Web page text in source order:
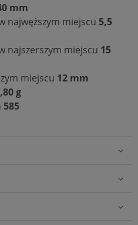
mm
najwęższym miejscu 5,5
najszerszym miejscu 15
miejscu 12 mm
g
585